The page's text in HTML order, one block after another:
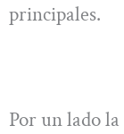
principales.
Por un lado la